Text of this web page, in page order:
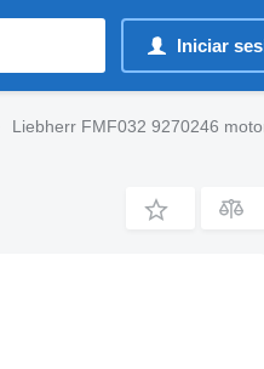
Iniciar
Liebherr FMF032 9270246